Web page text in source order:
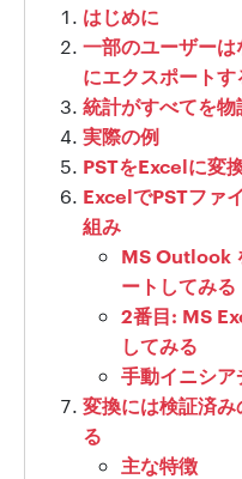
はじめに
一部のユーザー
にエクスポート
統計がすべてを物
実際の例
PSTをExcelに変
ExcelでPSTファ
組み
MS Outlook
ートしてみる
2番目: MS
してみる
手動イニシ
変換には検証済
る
主な特徴